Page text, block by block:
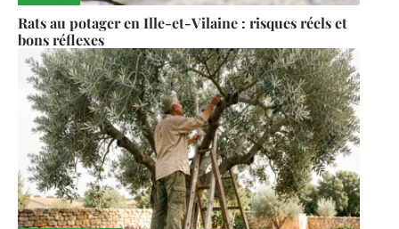
Rats au potager en Ille-et-Vilaine : risques réels et
bons réflexes